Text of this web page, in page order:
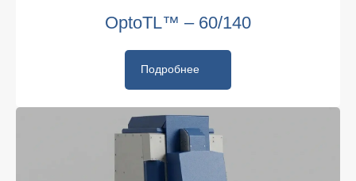
OptoTL™ – 60/140
Подробнее